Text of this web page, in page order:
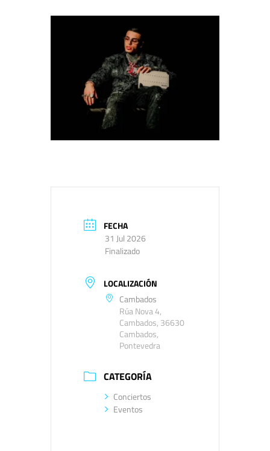
FECHA
31 Jul 2026
Finalizado
LOCALIZACIÓN
Cambados
Rúa Nova 4,
Cambados, 36630
Cambados,
Pontevedra
CATEGORÍA
Conciertos
Eventos